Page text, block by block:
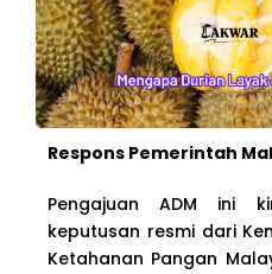
Respons Pemerintah
Pengajuan ADM ini
keputusan resmi dari
Ketahanan Pangan